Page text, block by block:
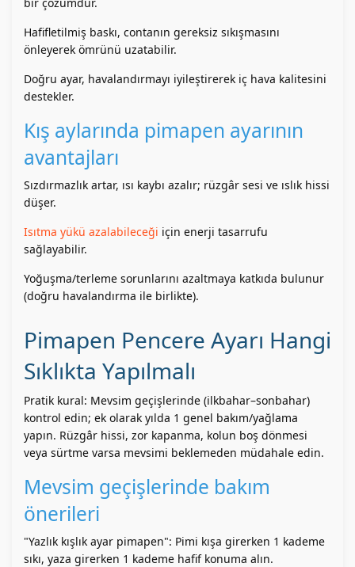
Hafifletilmiş baskı, contanın gereksiz sıkışmasını
önleyerek ömrünü uzatabilir.
Doğru ayar, havalandırmayı iyileştirerek iç hava kalitesini
destekler.
Kış aylarında pimapen ayarının
avantajları
Sızdırmazlık artar, ısı kaybı azalır; rüzgâr sesi ve ıslık hissi
düşer.
Isıtma yükü azalabileceği için enerji tasarrufu
sağlayabilir.
Yoğuşma/terleme sorunlarını azaltmaya katkıda bulunur
(doğru havalandırma ile birlikte).
Pimapen Pencere Ayarı Hangi
Sıklıkta Yapılmalı
Pratik kural: Mevsim geçişlerinde (ilkbahar–sonbahar)
kontrol edin; ek olarak yılda 1 genel bakım/yağlama
yapın. Rüzgâr hissi, zor kapanma, kolun boş dönmesi
veya sürtme varsa mevsimi beklemeden müdahale edin.
Mevsim geçişlerinde bakım
önerileri
"Yazlık kışlık ayar pimapen": Pimi kışa girerken 1 kademe
sıkı, yaza girerken 1 kademe hafif konuma alın.